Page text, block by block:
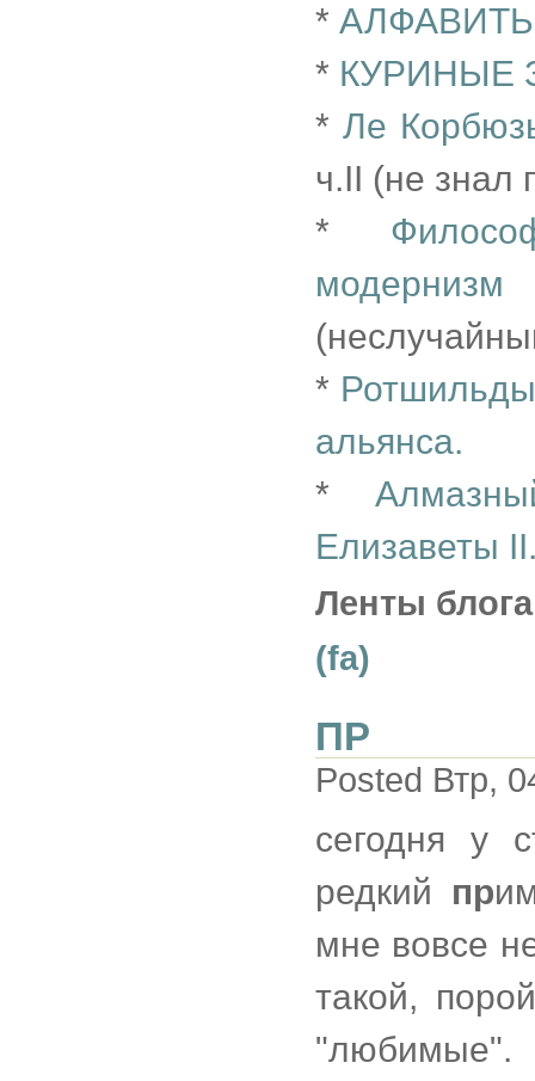
*
* КУРИНЫЕ
* Ле
ч.II (не знал
*
*
альянса.
*
Елизаветы
Ленты
(fa)
ПР
Posted Втр,
сегодня у
редкий пр
мне вовсе
такой,